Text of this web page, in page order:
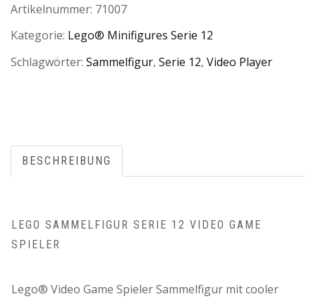
Artikelnummer: 71007
Kategorie: Lego® Minifigures Serie 12
Schlagwörter: Sammelfigur, Serie 12, Video Player
BESCHREIBUNG
LEGO SAMMELFIGUR SERIE 12 VIDEO GAME
SPIELER
Lego® Video Game Spieler Sammelfigur mit cooler